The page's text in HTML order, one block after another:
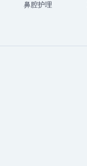
鼻腔护理